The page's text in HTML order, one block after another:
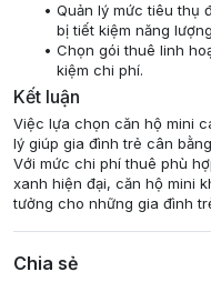
Quản lý mức tiêu thụ
bị tiết kiệm năng
Chọn gói thuê linh
kiệm chi phí.
Kết luận
Việc lựa chọn căn hộ mini
lý giúp gia đình trẻ cân
Với mức chi phí thuê phù
xanh hiện đại, căn hộ mini
tưởng cho những gia đình
Chia sẻ